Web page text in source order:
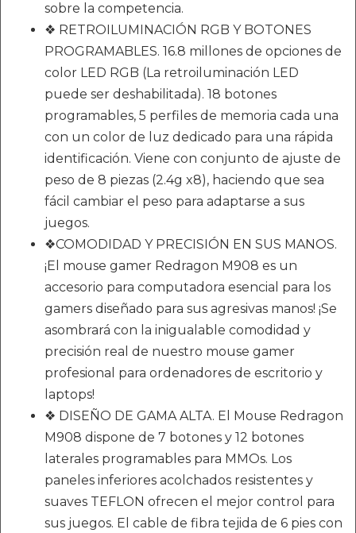
sobre la competencia.
❖ RETROILUMINACIÓN RGB Y BOTONES
PROGRAMABLES. 16.8 millones de opciones de
color LED RGB (La retroiluminación LED
puede ser deshabilitada). 18 botones
programables, 5 perfiles de memoria cada una
con un color de luz dedicado para una rápida
identificación. Viene con conjunto de ajuste de
peso de 8 piezas (2.4g x8), haciendo que sea
fácil cambiar el peso para adaptarse a sus
juegos.
❖COMODIDAD Y PRECISIÓN EN SUS MANOS.
¡El mouse gamer Redragon M908 es un
accesorio para computadora esencial para los
gamers diseñado para sus agresivas manos! ¡Se
asombrará con la inigualable comodidad y
precisión real de nuestro mouse gamer
profesional para ordenadores de escritorio y
laptops!
❖ DISEÑO DE GAMA ALTA. El Mouse Redragon
M908 dispone de 7 botones y 12 botones
laterales programables para MMOs. Los
paneles inferiores acolchados resistentes y
suaves TEFLON ofrecen el mejor control para
sus juegos. El cable de fibra tejida de 6 pies con